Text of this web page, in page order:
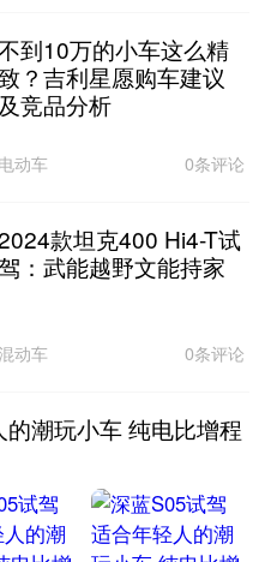
到10万的小车这么精
？吉利星愿购车建议
及竞品分析
电动车 0条评论
款坦克400 Hi4-T试
：武能越野文能持家
动车 0条评论
潮玩小车 纯电比增程